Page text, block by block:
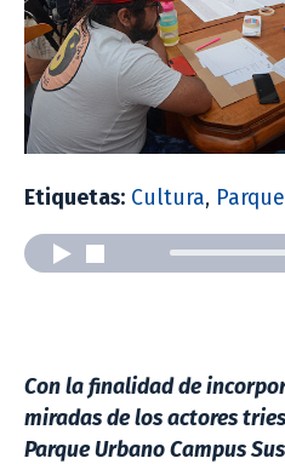
Etiquetas: Cultura,
Con la finalidad de
miradas de los actores
Parque Urbano Campus